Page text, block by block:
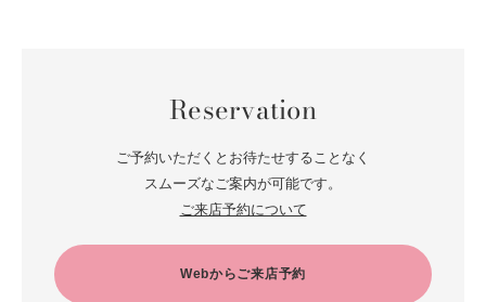
Reservation
ご予約いただくとお待たせすることなく
スムーズなご案内が可能です。
ご来店予約について
Webからご来店予約